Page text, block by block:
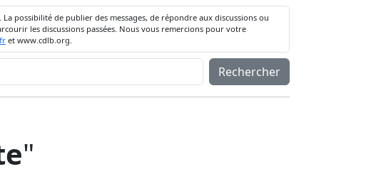
possibilité de publier des messages, de répondre aux discussions ou
les discussions passées. Nous vous remercions pour votre
et www.cdlb.org.
Rechercher
"